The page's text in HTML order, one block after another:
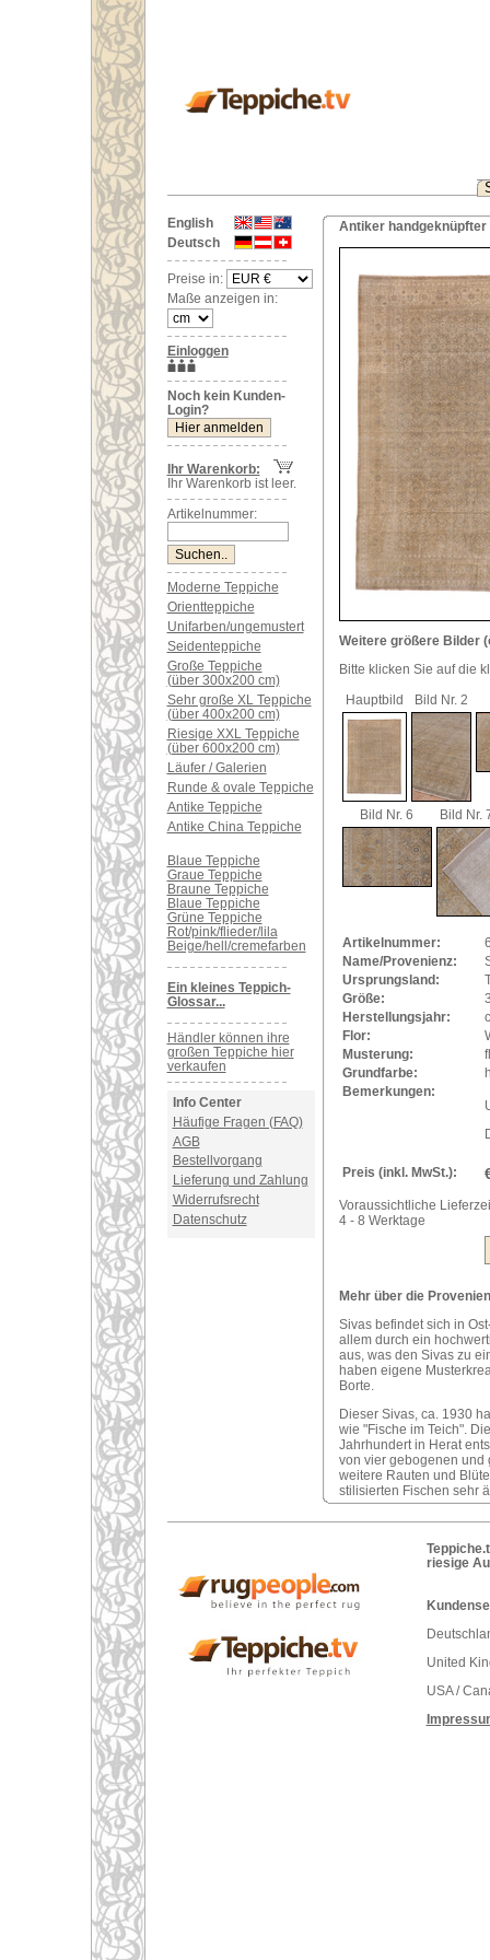
English
Deutsch
Preise in:
Maße anzeigen in:
Einloggen
Noch kein Kunden-
Login?
Ihr Warenkorb:
Ihr Warenkorb ist leer.
Artikelnummer:
Moderne Teppiche
Orientteppiche
Unifarben/ungemustert
Seidenteppiche
Große Teppiche
(über 300x200 cm)
Sehr große XL Teppiche
(über 400x200 cm)
Riesige XXL Teppiche
(über 600x200 cm)
Läufer / Galerien
Runde & ovale Teppiche
Antike Teppiche
Antike China Teppiche
Blaue Teppiche
Graue Teppiche
Braune Teppiche
Blaue Teppiche
Grüne Teppiche
Rot/pink/flieder/lila
Beige/hell/cremefarben
Ein kleines Teppich-
Glossar...
Händler können ihre
großen Teppiche hier
verkaufen
Info Center
Häufige Fragen (FAQ)
AGB
Bestellvorgang
Lieferung und Zahlung
Widerrufsrecht
Datenschutz
Antiker handgeknüpfter
Weitere größere Bilder
Bitte klicken Sie auf die
Hauptbild
Bild Nr. 2
Bild Nr. 6 Bild Nr.
Artikelnummer:
Name/Provenienz:
Ursprungsland:
Größe:
Herstellungsjahr:
Flor:
Musterung:
Grundfarbe:
Bemerkungen:
Preis (inkl. MwSt.):
Voraussichtliche
4 - 8 Werktage
Mehr über die
Sivas befindet sich in
allem durch ein
aus, was den Sivas zu
haben eigene
Borte.
Dieser Sivas, ca. 1930
wie "Fische im Teich".
Jahrhundert in Herat
von vier gebogenen und
weitere Rauten und
stilisierten Fischen sehr
riesige
United
USA /